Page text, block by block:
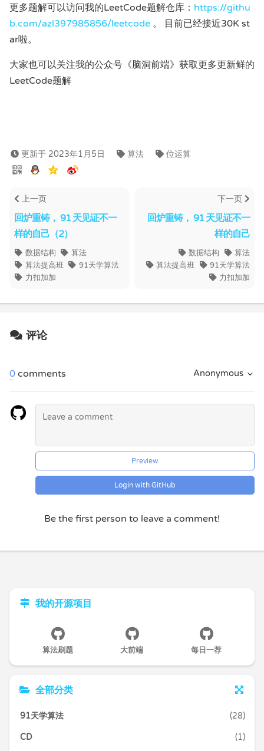
更多题解可以访问我的LeetCode题解仓库： https://githu
b.com/azl397985856/leetcode 。 目前已经接近30K st
ar啦。
大家也可以关注我的公众号《脑洞前端》获取更多更新鲜的
LeetCode题解
更新于 2023年1月5日 算法 位运算
上一页
回炉重铸， 91 天见证不一
样的自己（2）
数据结构
算法
算法提高班
91天学算法
力扣加加
下一页
回炉重铸， 91 天见证不一
样的自己
数据结构
算法
算法提高班
91天学算法
力扣加加
评论
0 comments Anonymous
Preview
Login with GitHub
Be the first person to leave a comment!
我的开源项目
算法刷题 大前端 每日一荐
全部分类
91天学算法 (28)
CD (1)